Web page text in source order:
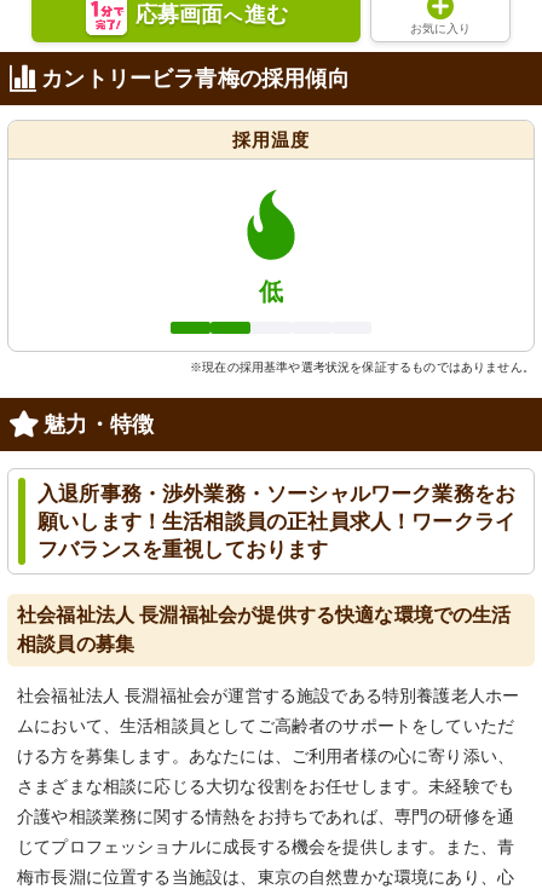
応募画面へ進む
お気に入り
カントリービラ青梅の採用傾向
採用温度
低
※現在の採用基準や選考状況を保証するものではありません。
魅力・特徴
入退所事務・渉外業務・ソーシャルワーク業務をお
願いします！生活相談員の正社員求人！ワークライ
フバランスを重視しております
社会福祉法人 長淵福祉会が提供する快適な環境での生活
相談員の募集
社会福祉法人 長淵福祉会が運営する施設である特別養護老人ホー
ムにおいて、生活相談員としてご高齢者のサポートをしていただ
ける方を募集します。あなたには、ご利用者様の心に寄り添い、
さまざまな相談に応じる大切な役割をお任せします。未経験でも
介護や相談業務に関する情熱をお持ちであれば、専門の研修を通
じてプロフェッショナルに成長する機会を提供します。また、青
梅市長淵に位置する当施設は、東京の自然豊かな環境にあり、心